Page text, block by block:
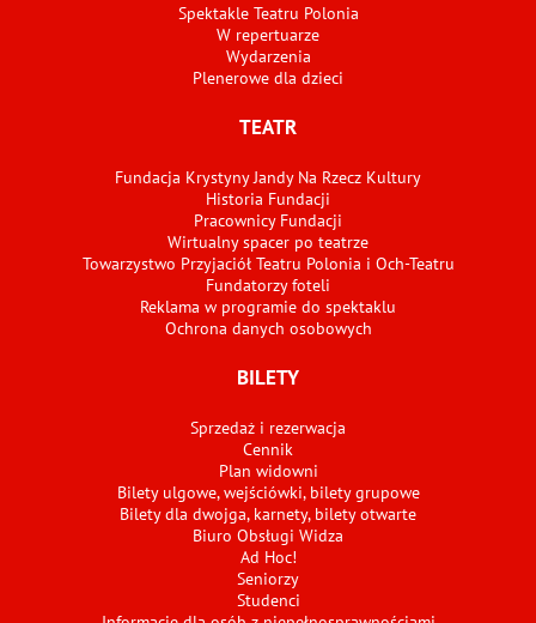
Spektakle Teatru Polonia
W repertuarze
Wydarzenia
Plenerowe dla dzieci
TEATR
Fundacja Krystyny Jandy Na Rzecz Kultury
Historia Fundacji
Pracownicy Fundacji
Wirtualny spacer po teatrze
Towarzystwo Przyjaciół Teatru Polonia i Och-Teatru
Fundatorzy foteli
Reklama w programie do spektaklu
Ochrona danych osobowych
BILETY
Sprzedaż i rezerwacja
Cennik
Plan widowni
Bilety ulgowe, wejściówki, bilety grupowe
Bilety dla dwojga, karnety, bilety otwarte
Biuro Obsługi Widza
Ad Hoc!
Seniorzy
Studenci